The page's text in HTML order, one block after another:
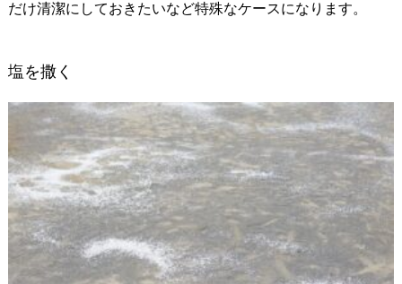
だけ清潔にしておきたいなど特殊なケースになります。
塩を撒く